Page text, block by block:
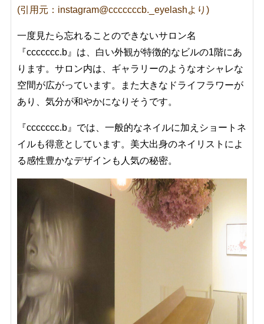
(引用元：instagram@cccccccb._eyelashより)
一度見たら忘れることのできないサロン名
『ccccccc.b』は、白い外観が特徴的なビルの1階にあ
ります。サロン内は、ギャラリーのようなオシャレな
空間が広がっています。また大きなドライフラワーが
あり、気分が和やかになりそうです。
『ccccccc.b』では、一般的なネイルに加えショートネ
イルも得意としています。美大出身のネイリストによ
る感性豊かなデザインも人気の秘密。